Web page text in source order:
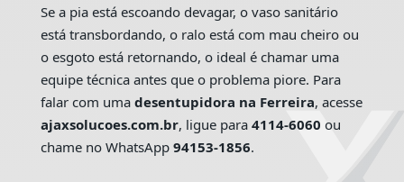
Se a pia está escoando devagar, o vaso sanitário
está transbordando, o ralo está com mau cheiro ou
o esgoto está retornando, o ideal é chamar uma
equipe técnica antes que o problema piore. Para
falar com uma desentupidora na Ferreira, acesse
ajaxsolucoes.com.br, ligue para 4114-6060 ou
chame no WhatsApp 94153-1856.